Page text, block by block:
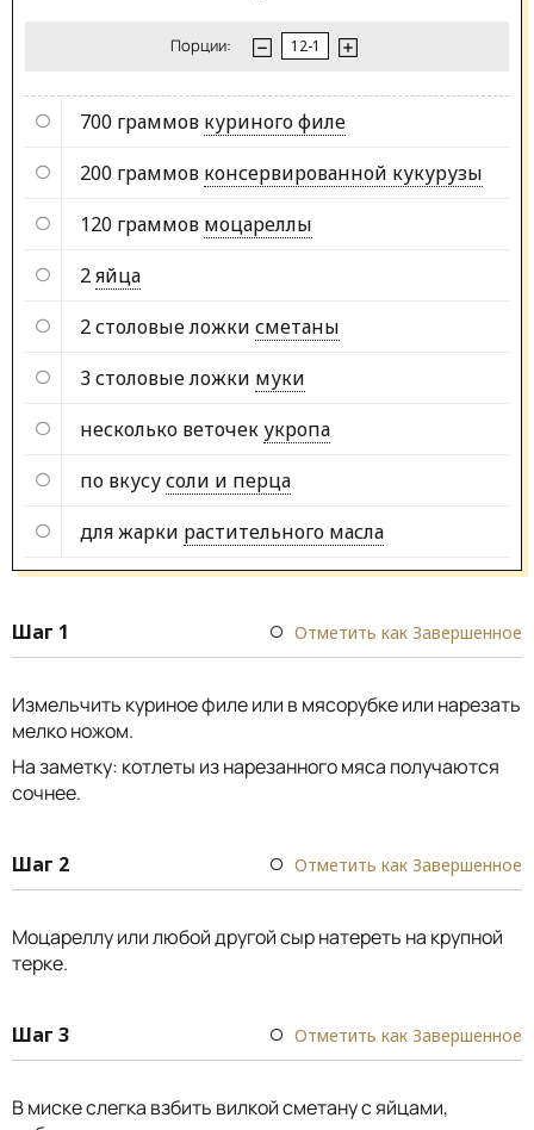
Порции:
700 граммов куриного филе
200 граммов консервированной кукурузы
120 граммов моцареллы
2яйца
2 столовые ложки сметаны
3 столовые ложки муки
несколько веточек укропа
по вкусусоли и перца
для жарки растительного масла
Шаг 1 Отметить как Завершенное
Измельчить куриное филе или в мясорубке или нарезать
мелко ножом.
На заметку: котлеты из нарезанного мяса получаются
сочнее.
Шаг 2 Отметить как Завершенное
Моцареллу или любой другой сыр натереть на крупной
терке.
Шаг 3 Отметить как Завершенное
В миске слегка взбить вилкой сметану с яйцами,